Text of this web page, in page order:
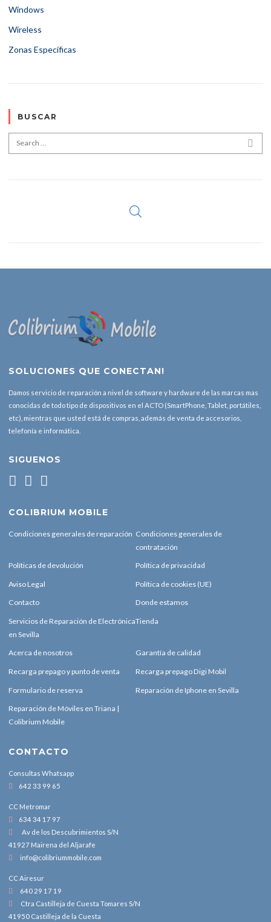
Windows
Wireless
Zonas Específicas
BUSCAR
Search for:
SOLUCIONES QUE CONECTAN!
Damos servicio de reparación a nivel de software y hardware de las marcas mas
conocidas de todo tipo de dispositivos en el ACTO (SmartPhone, Tablet, portátiles,
etc), mientras que usted está de compras, además de venta de accesorios,
telefonía e informática.
SIGUENOS
COLIBRIUM MOBILE
Condiciones generales de reparación Condiciones generales de
contratación
Políticas de devolución Política de privacidad
Aviso Legal Política de cookies (UE)
Contacto Donde estamos
Servicios de Reparación de Electrónica
en Sevilla
Tienda
Acerca de nosotros Garantía de calidad
Recarga prepago y punto de venta Recarga prepago Digi Mobil
Formulario de reserva Reparación de Iphone en Sevilla
Reparación de Móviles en Triana |
Colibrium Mobile
CONTACTO
Consultas Whatsapp
642 33 99 65
CC Metromar
634 34 17 97
Av de los Descubrimientos S/N
41927 Mairena del Aljarafe
info@colibriummobile.com
CC Airesur
640 29 17 19
Ctra Castilleja de Cuesta Tomares S/N
41950 Castilleja de la Cuesta